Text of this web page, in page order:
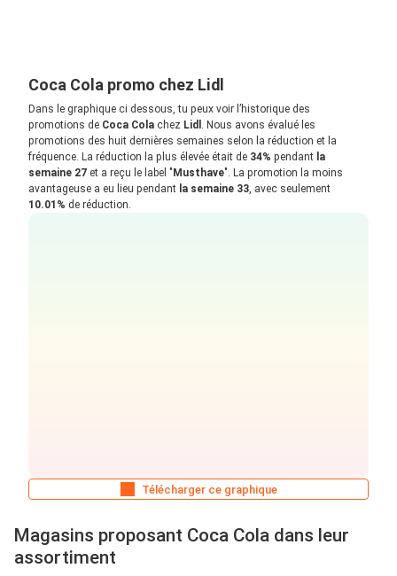
Coca Cola promo chez Lidl
Dans le graphique ci dessous, tu peux voir l’historique des
promotions de Coca Cola chez Lidl . Nous avons évalué les
promotions des huit dernières semaines selon la réduction et la
fréquence. La réduction la plus élevée était de 34% pendant la
semaine 27 et a reçu le label " Musthave". La promotion la moins
avantageuse a eu lieu pendant la semaine 33, avec seulement
10.01% de réduction.
Télécharger ce graphique
Magasins proposant Coca Cola dans leur
assortiment